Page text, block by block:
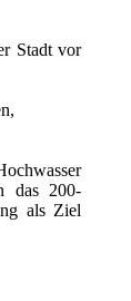
Stadt vor
das 200-
als Ziel